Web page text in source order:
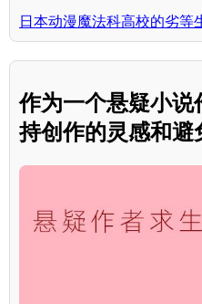
日本动漫魔法科高校的劣等
作为一个悬疑小
持创作的灵感和避